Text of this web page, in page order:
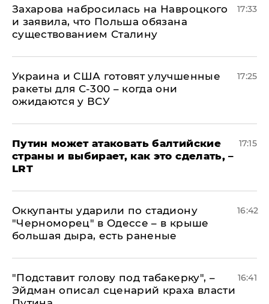
​Захарова набросилась на Навроцкого
и заявила, что Польша обязана
существованием Сталину
17:33
Украина и США готовят улучшенные
ракеты для С-300 – когда они
ожидаются у ВСУ
17:25
Путин может атаковать балтийские
страны и выбирает, как это сделать, –
LRT
17:15
Оккупанты ударили по стадиону
"Черноморец" в Одессе – в крыше
большая дыра, есть раненые
16:42
​"Подставит голову под табакерку", –
Эйдман описал сценарий краха власти
16:41